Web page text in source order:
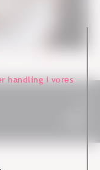
handling i vores